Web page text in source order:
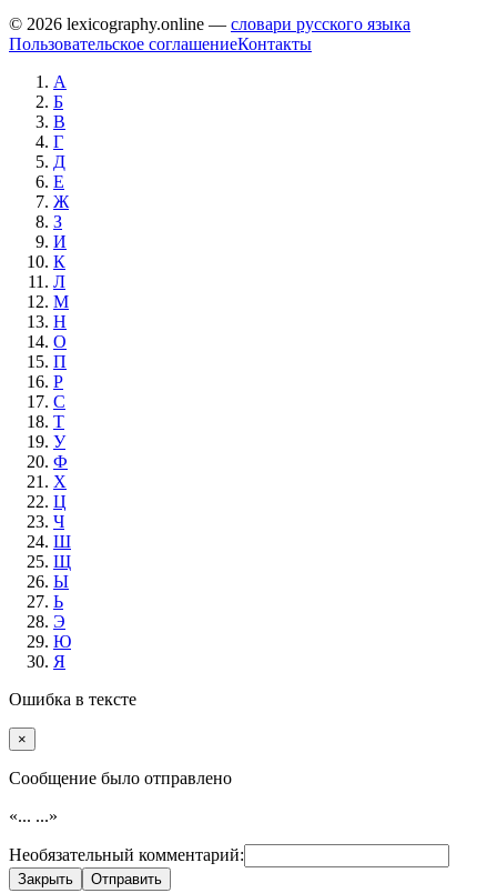
© 2026 lexicography.online — словари русского языка
Пользовательское соглашениеКонтакты
А
Б
В
Г
Д
Е
Ж
З
И
К
Л
М
Н
О
П
Р
С
Т
У
Ф
Х
Ц
Ч
Ш
Щ
Ы
Ь
Э
Ю
Я
Ошибка в тексте
×
Cообщение было отправлено
«... ...»
Необязательный комментарий:
Закрыть Отправить